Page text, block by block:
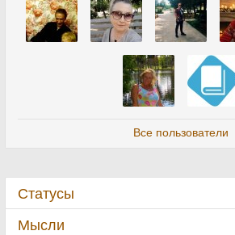
Все пользователи
Статусы
Мысли